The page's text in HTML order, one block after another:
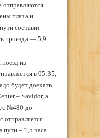
отправляются
плача и
составит
проезда — 5,9
из
в 05:35,
будет доехать
– Savidor, а
№480 до
отправляется
– 1,5 часа.